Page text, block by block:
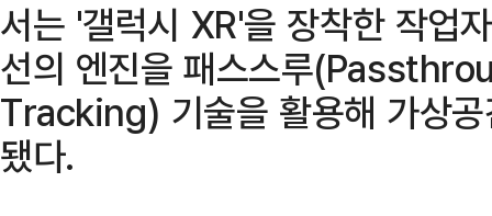
서는 '갤럭시 XR'을 장착한 작업
선의 엔진을 패스스루
Tracking) 기술을 활용해 가상
됐다.